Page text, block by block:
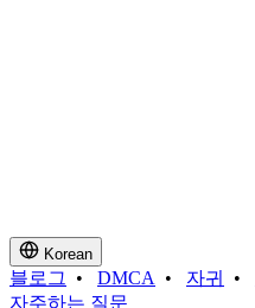
Korean
블로그 • DMCA • 자귀 •
자주하는 질문